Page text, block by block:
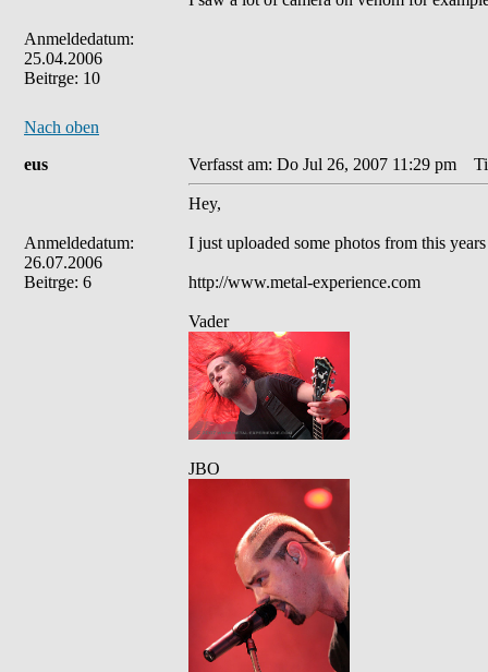
Anmeldedatum:
25.04.2006
Beitrge: 10
Nach oben
eus
Anmeldedatum:
26.07.2006
Beitrge: 6
Verfasst am: Do Jul 26, 2007 11:29 pm
Hey,
I just uploaded some photos from this
http://www.metal-experience.com
Vader
JBO